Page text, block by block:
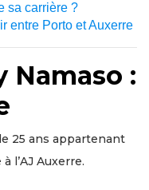
sa carrière ?
entre Porto et Auxerre
Namaso :
25 ans appartenant
l’AJ Auxerre.